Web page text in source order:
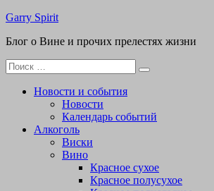
Перейти
содержимому
Garry Spirit
Блог о Вине и прочих прелестях жизни
Поиск
для:
Новости и события
Новости
Календарь событий
Алкоголь
Виски
Вино
Красное сухое
Красное полусухое